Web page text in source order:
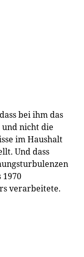
bei ihm das
nicht die
im Haushalt
Und dass
verarbeitete.